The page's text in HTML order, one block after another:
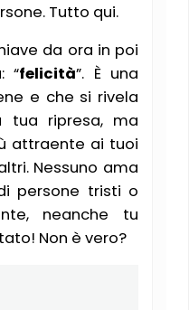
Tutto qui.
da ora in poi
“felicità”. È una
e che si rivela
tua ripresa, ma
attraente ai tuoi
Nessuno ama
persone tristi o
neanche tu
Non è vero?